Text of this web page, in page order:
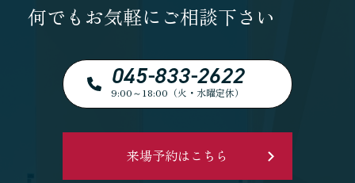
何でもお気軽にご相談下さい
045-833-2622
9:00～18:00（火・水曜定休）
来場予約はこちら